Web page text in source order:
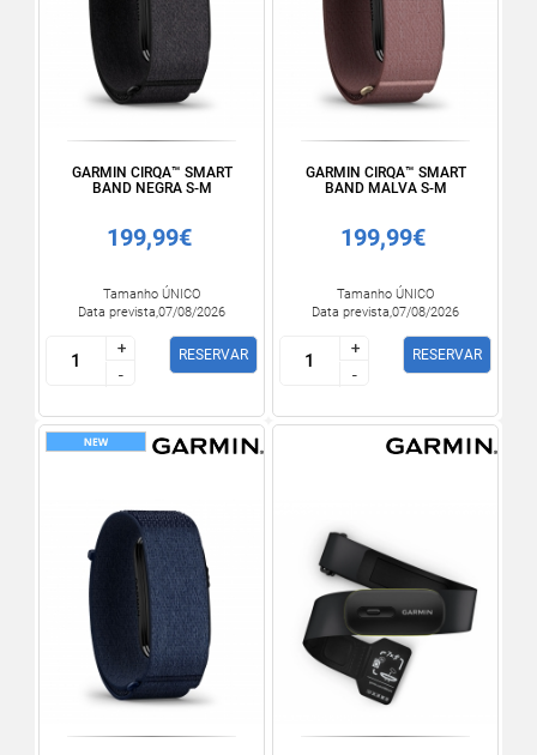
GARMIN CIRQA™ SMART
BAND NEGRA S-M
199,99€
Tamanho ÚNICO
Data prevista,07/08/2026
+
-
+
-
RESERVAR
GARMIN CIRQA™ SMART
BAND MALVA S-M
199,99€
Tamanho ÚNICO
Data prevista,07/08/2026
+
-
+
-
RESERVAR